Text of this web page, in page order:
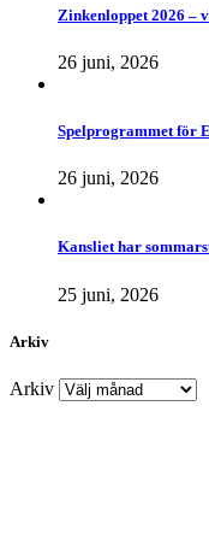
Zinkenloppet 2026 –
26 juni, 2026
Spelprogrammet för
26 juni, 2026
Kansliet har
25 juni, 2026
Arkiv
Arkiv